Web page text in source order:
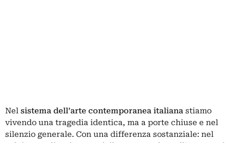
Nel sistema dell’arte contemporanea italiana stiamo
vivendo una tragedia identica, ma a porte chiuse e nel
silenzio generale. Con una differenza sostanziale: nel